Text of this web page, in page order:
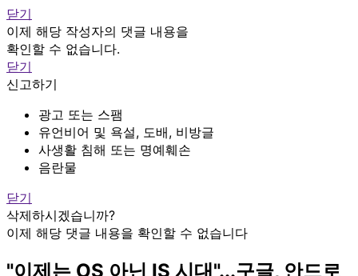
닫기
이제 해당 작성자의 댓글 내용을
확인할 수 없습니다.
닫기
신고하기
광고 또는 스팸
유언비어 및 욕설, 도배, 비방글
사생활 침해 또는 명예훼손
음란물
닫기
삭제하시겠습니까?
이제 해당 댓글 내용을 확인할 수 없습니다
"이제는 OS 아닌 IS 시대"...구글, 안드로